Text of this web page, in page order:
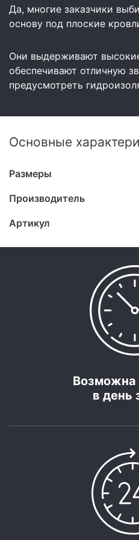
Да, многие заказчики
основу под плоские
Они выдерживают
обеспечивают отличную
предусмотреть
Основные
Размеры
Производитель
Артикул
Возможна
в день